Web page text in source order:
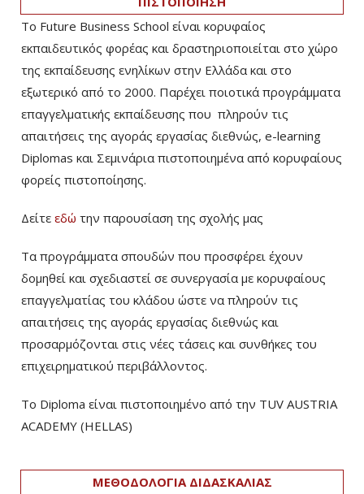
Το Future Business School είναι κορυφαίος
εκπαιδευτικός φορέας και δραστηριοποιείται στο χώρο
της εκπαίδευσης ενηλίκων στην Ελλάδα και στο
εξωτερικό από το 2000. Παρέχει ποιοτικά προγράμματα
επαγγελματικής εκπαίδευσης που πληρούν τις
απαιτήσεις της αγοράς εργασίας διεθνώς, e-learning
Diplomas και Σεμινάρια πιστοποιημένα από κορυφαίους
φορείς πιστοποίησης.
Δείτε εδώ την παρουσίαση της σχολής μας
Τα προγράμματα σπουδών που προσφέρει έχουν
δομηθεί και σχεδιαστεί σε συνεργασία με κορυφαίους
επαγγελματίας του κλάδου ώστε να πληρούν τις
απαιτήσεις της αγοράς εργασίας διεθνώς και
προσαρμόζονται στις νέες τάσεις και συνθήκες του
επιχειρηματικού περιβάλλοντος.
Το Diploma είναι πιστοποιημένο από την TUV AUSTRIA
ACADEMY (HELLAS)­
ΜΕΘΟΔΟΛΟΓΙΑ ΔΙΔΑΣΚΑΛΙΑΣ